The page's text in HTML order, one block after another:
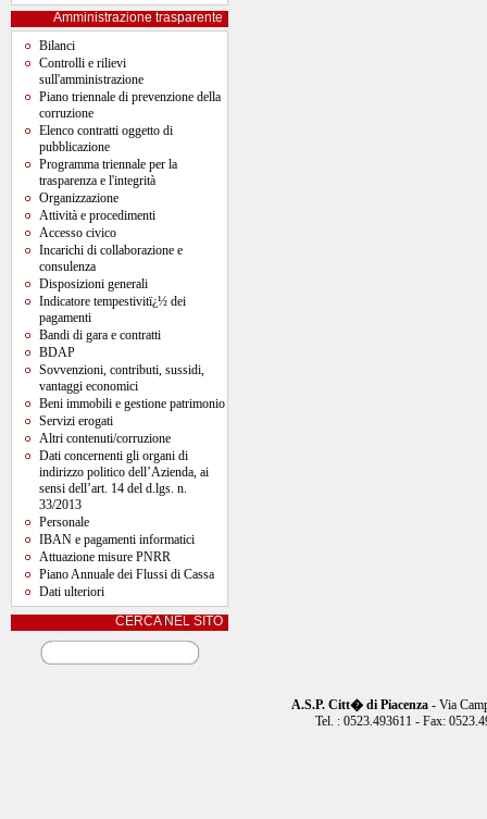
Amministrazione trasparente
Bilanci
Controlli e rilievi
sull'amministrazione
Piano triennale di prevenzione della
corruzione
Elenco contratti oggetto di
pubblicazione
Programma triennale per la
trasparenza e l'integrità
Organizzazione
Attività e procedimenti
Accesso civico
Incarichi di collaborazione e
consulenza
Disposizioni generali
Indicatore tempestivitï¿½ dei
pagamenti
Bandi di gara e contratti
BDAP
Sovvenzioni, contributi, sussidi,
vantaggi economici
Beni immobili e gestione patrimonio
Servizi erogati
Altri contenuti/corruzione
Dati concernenti gli organi di
indirizzo politico dell’Azienda, ai
sensi dell’art. 14 del d.lgs. n.
33/2013
Personale
IBAN e pagamenti informatici
Attuazione misure PNRR
Piano Annuale dei Flussi di Cassa
Dati ulteriori
CERCA NEL SITO
A.S.P. Citt� di Piacenza - Via
Tel. : 0523.493611 - Fax: